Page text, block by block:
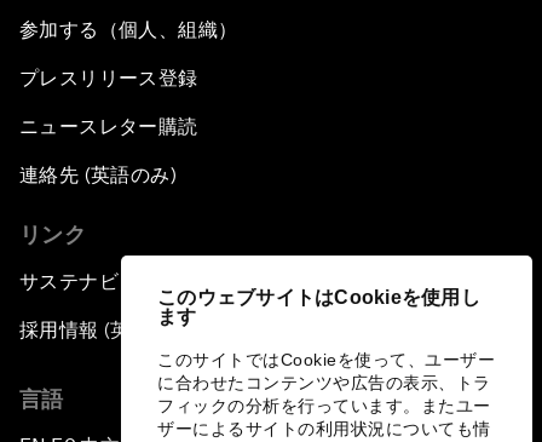
このウェブサイトはCookieを使用し
ます
このサイトではCookieを使って、ユーザー
に合わせたコンテンツや広告の表示、トラ
フィックの分析を行っています。またユー
ザーによるサイトの利用状況についても情
参加する（個人、組織）
プレスリリース登録
ニュースレター購読
連絡先 (英語のみ)
リンク
サステナビリティへの取り組み
採用情報 (英語のみ)
言語